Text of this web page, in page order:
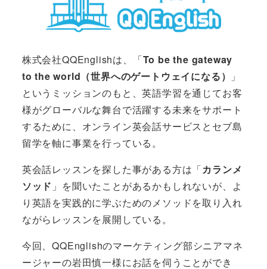
株式会社QQEnglishは、「To be the gateway
to the world（世界へのゲートウェイになる）
」
というミッションのもと、英語学習を通じてお客
様がグローバルな舞台で活躍する未来をサポート
するために、オンライン英会話サービスとセブ島
留学を軸に事業を行っている。
英会話レッスンを探した事がある方は「カランメ
ソッド 」を聞いたことがあるかもしれないが、よ
り英語を実践的に学ぶためのメソッドを取り入れ
ながらレッスンを展開している。
今回、QQEnglishのマーケティング部シニアマネ
ージャーの岩田慎一様にお話を伺うことができ